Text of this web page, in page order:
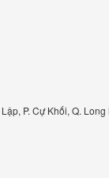
P. Cự Khối, Q. Long